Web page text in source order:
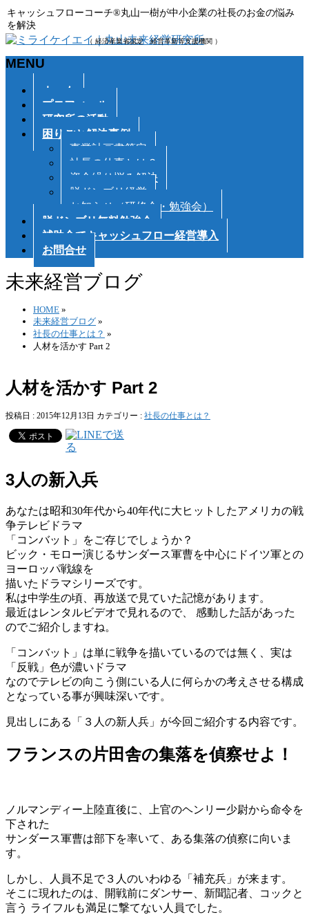
キャッシュフローコーチ®丸山一樹が中小企業の社長のお金の悩み
を解決
（ 経済産業省認定 経営革新等支援機関 ）
MENU
ホーム
プロフィール
研究所の活動
困りごと解決事例
事業計画書策定
社長の仕事とは？
資金繰り悩み解決
脱ドンブリ経営
お知らせ（研修会・勉強会）
脱ドンブリ無料勉強会
補助金でキャッシュフロー経営導入
お問合せ
未来経営ブログ
HOME »
未来経営ブログ »
社長の仕事とは？ »
人材を活かす Part 2
人材を活かす Part 2
投稿日 : 2015年12月13日 カテゴリー : 社長の仕事とは？
3人の新入兵
あなたは昭和30年代から40年代に大ヒットしたアメリカの戦
争テレビドラマ
「コンバット」をご存じでしょうか？
ビック・モロー演じるサンダース軍曹を中心にドイツ軍との
ヨーロッパ戦線を
描いたドラマシリーズです。
私は中学生の頃、再放送で見ていた記憶があります。
最近はレンタルビデオで見れるので、 感動した話があった
のでご紹介しますね。
「コンバット」は単に戦争を描いているのでは無く、実は
「反戦」色が濃いドラマ
なのでテレビの向こう側にいる人に何らかの考えさせる構成
となっている事が興味深いです。
見出しにある「３人の新人兵」が今回ご紹介する内容です。
フランスの片田舎の集落を偵察せよ！
ノルマンディー上陸直後に、上官のヘンリー少尉から命令を
下された
サンダース軍曹は部下を率いて、ある集落の偵察に向いま
す。
しかし、人員不足で３人のいわゆる「補充兵」が来ます。
そこに現れたのは、開戦前にダンサー、新聞記者、コックと
言う ライフルも満足に撃てない人員でした。